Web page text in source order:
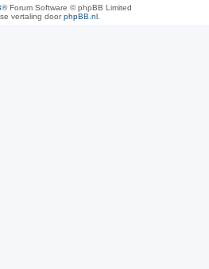
® Forum Software © phpBB Limited
vertaling doorphpBB.nl